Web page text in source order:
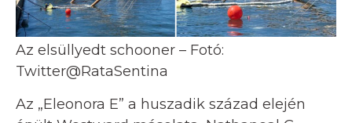
Az elsüllyedt schooner – Fotó:
Twitter@RataSentina
Az „Eleonora E” a huszadik század elején